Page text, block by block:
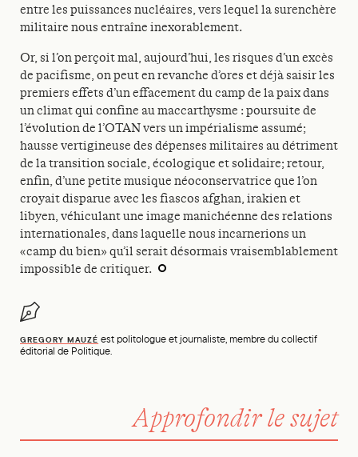
GREGORY MAUZÉ est politologue et journaliste, membre du collectif
éditorial de Politique.
entre les puissances nucléaires, vers lequel la surenchère
militaire nous entraîne inexorablement.
Or, si l’on perçoit mal, aujourd’hui, les risques d’un excès
de pacifisme, on peut en revanche d’ores et déjà saisir les
premiers effets d’un effacement du camp de la paix dans
un climat qui confine au maccarthysme : poursuite de
l’évolution de l’OTAN vers un impérialisme assumé;
hausse vertigineuse des dépenses militaires au détriment
de la transition sociale, écologique et solidaire; retour,
enfin, d’une petite musique néoconservatrice que l’on
croyait disparue avec les fiascos afghan, irakien et
libyen, véhiculant une image manichéenne des relations
internationales, dans laquelle nous incarnerions un
«camp du bien» qu’il serait désormais vraisemblablement
impossible de critiquer.
Approfondir le sujet